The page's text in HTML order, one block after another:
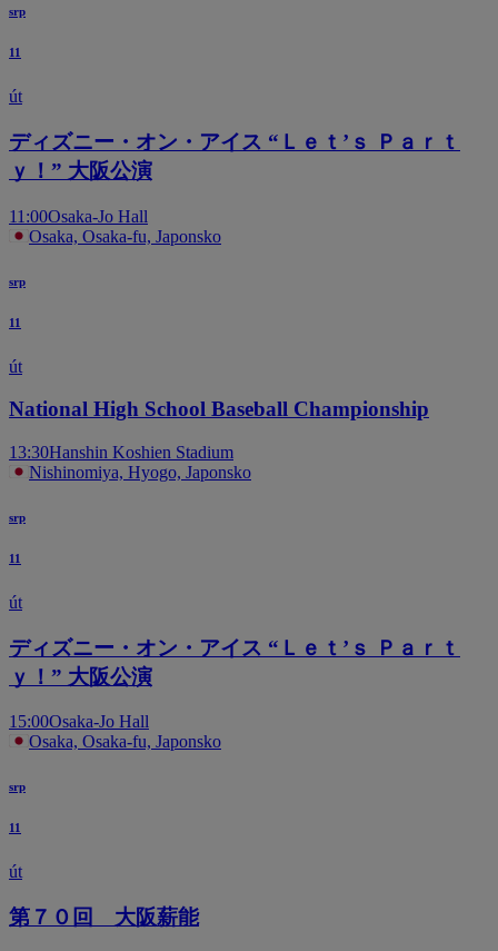
srp
11
út
ディズニー・オン・アイス “Ｌｅｔ’ｓ Ｐａｒｔ
ｙ！” 大阪公演
11:00Osaka-Jo Hall
Osaka, Osaka-fu, Japonsko
srp
11
út
National High School Baseball Championship
13:30Hanshin Koshien Stadium
Nishinomiya, Hyogo, Japonsko
srp
11
út
ディズニー・オン・アイス “Ｌｅｔ’ｓ Ｐａｒｔ
ｙ！” 大阪公演
15:00Osaka-Jo Hall
Osaka, Osaka-fu, Japonsko
srp
11
út
第７０回 大阪薪能